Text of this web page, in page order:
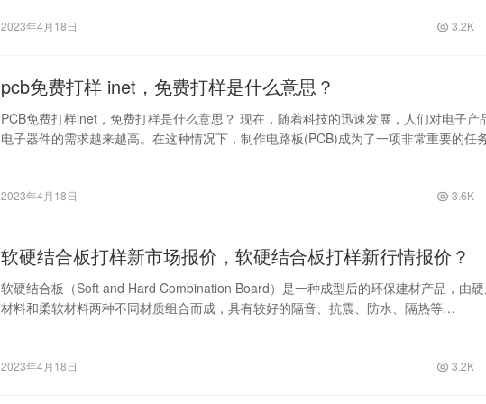
2023年4月18日 3.2K
pcb免费打样 inet，免费打样是什么意思？
PCB免费打样inet，免费打样是什么意思？ 现在，随着科技的迅速发展，人们对电子产
电子器件的需求越来越高。在这种情况下，制作电路板(PCB)成为了一项非常重要的任
2023年4月18日 3.6K
软硬结合板打样新市场报价，软硬结合板打样新行情报价？
软硬结合板（Soft and Hard Combination Board）是一种成型后的环保建材产品，由
材料和柔软材料两种不同材质组合而成，具有较好的隔音、抗震、防水、隔热等…
2023年4月18日 3.2K